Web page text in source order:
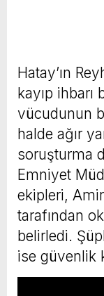
Hatay’ın
kayıp ihbarı
vücudunun
halde ağır
soruşturma
Emniyet
ekipleri,
tarafından
belirledi.
ise güvenlik